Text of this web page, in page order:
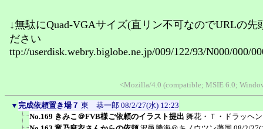
↓無駄にQuad-VGAサイズ(直リン不可なのでURLの
ださい
ttp://userdisk.webry.biglobe.ne.jp/009/122/93/N000/000/
<Mozilla/4.0 (compatible; MSIE 6.0;
▼ 完成依頼置き場７ 東 恭一郎 08/2/27(水) 12:23
No.169 きみこ＠FVB様ご依頼のイラスト提出 舞花・Ｔ・ドラッヘ